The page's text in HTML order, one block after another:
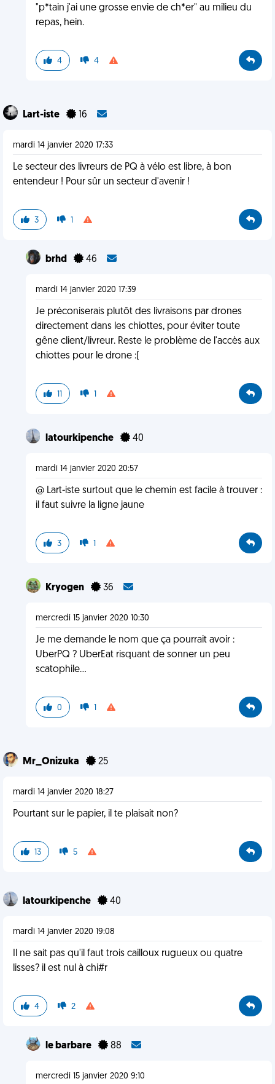
"p*tain j'ai une grosse envie de ch*er" au milieu du
repas, hein.
4 4
Lart-iste 16
mardi 14 janvier 2020 17:33
Le secteur des livreurs de PQ à vélo est libre, à bon
entendeur ! Pour sûr un secteur d'avenir !
3 1
brhd 46
mardi 14 janvier 2020 17:39
Je préconiserais plutôt des livraisons par drones
directement dans les chiottes, pour éviter toute
gêne client/livreur. Reste le problème de l'accès aux
chiottes pour le drone :(
11 1
latourkipenche 40
mardi 14 janvier 2020 20:57
@ Lart-iste surtout que le chemin est facile à trouver :
il faut suivre la ligne jaune
3 1
Kryogen 36
mercredi 15 janvier 2020 10:30
Je me demande le nom que ça pourrait avoir :
UberPQ ? UberEat risquant de sonner un peu
scatophile...
0 1
Mr_Onizuka 25
mardi 14 janvier 2020 18:27
Pourtant sur le papier, il te plaisait non?
13 5
latourkipenche 40
mardi 14 janvier 2020 19:08
Il ne sait pas qu'il faut trois cailloux rugueux ou quatre
lisses? il est nul à chi#r
4 2
le barbare 88
mercredi 15 janvier 2020 9:10